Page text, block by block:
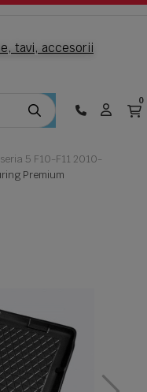
tavi, accesorii
0
5 F10-F11 2010-
Premium